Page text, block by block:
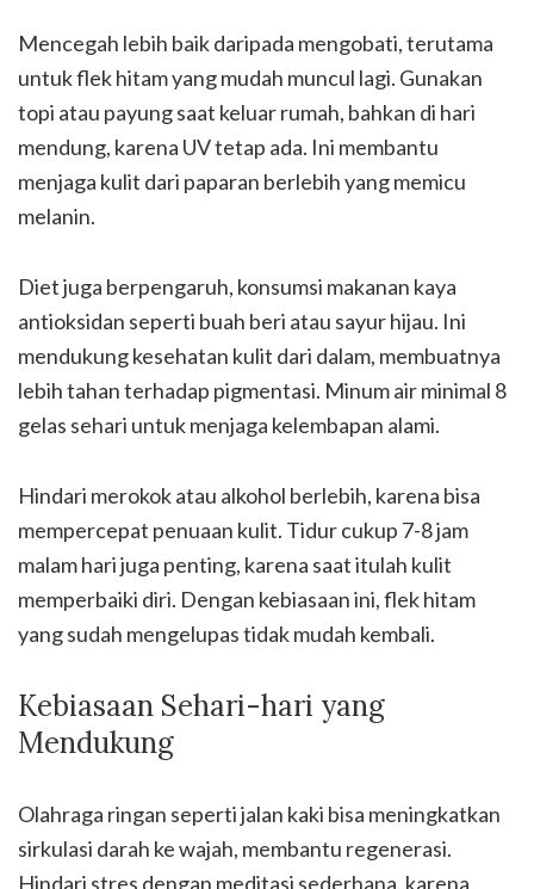
Mencegah lebih baik daripada mengobati, terutama
untuk flek hitam yang mudah muncul lagi. Gunakan
topi atau payung saat keluar rumah, bahkan di hari
mendung, karena UV tetap ada. Ini membantu
menjaga kulit dari paparan berlebih yang memicu
melanin.
Diet juga berpengaruh, konsumsi makanan kaya
antioksidan seperti buah beri atau sayur hijau. Ini
mendukung kesehatan kulit dari dalam, membuatnya
lebih tahan terhadap pigmentasi. Minum air minimal 8
gelas sehari untuk menjaga kelembapan alami.
Hindari merokok atau alkohol berlebih, karena bisa
mempercepat penuaan kulit. Tidur cukup 7-8 jam
malam hari juga penting, karena saat itulah kulit
memperbaiki diri. Dengan kebiasaan ini, flek hitam
yang sudah mengelupas tidak mudah kembali.
Kebiasaan Sehari-hari yang
Mendukung
Olahraga ringan seperti jalan kaki bisa meningkatkan
sirkulasi darah ke wajah, membantu regenerasi.
Hindari stres dengan meditasi sederhana, karena